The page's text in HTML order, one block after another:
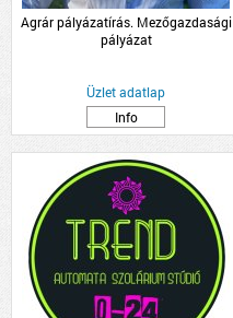
Agrár pályázatírás. Mezőgazdasági
pályázat
Üzlet adatlap
Info